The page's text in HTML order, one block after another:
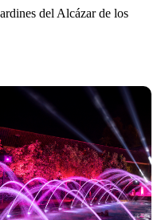
del Alcázar de los